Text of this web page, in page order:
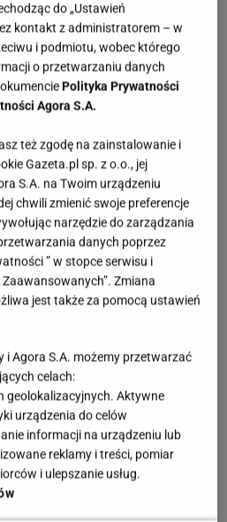
Saudyjska i Pakistan podpisują
lubi każdy. Niezależnie od
PiS ws. deportacji Ukraińców:
08.08.2026 - EkstraPensja,
Kaskada, Lotto, LottoPlus,
asfalt za 400 tys. zł. Rolnika
[NAGRANIE]
do ciebie pierwsze pytanie. -
gluten, czego powinnam
do „Ustawień
kontakt z administratorem – w
i podmiotu, wobec którego
o przetwarzaniu danych
Polityka Prywatności
Agora S.A.
też zgodę na zainstalowanie i
Gazeta.pl sp. z o.o., jej
S.A. na Twoim urządzeniu
chwili zmienić swoje preferencje
narzędzie do zarządzania
danych poprzez
” w stopce serwisu i
Zmiana
jest także za pomocą ustawień
i Agora S.A. możemy przetwarzać
celach:
geolokalizacyjnych. Aktywne
urządzenia do celów
informacji na urządzeniu lub
reklamy i treści, pomiar
i ulepszanie usług.